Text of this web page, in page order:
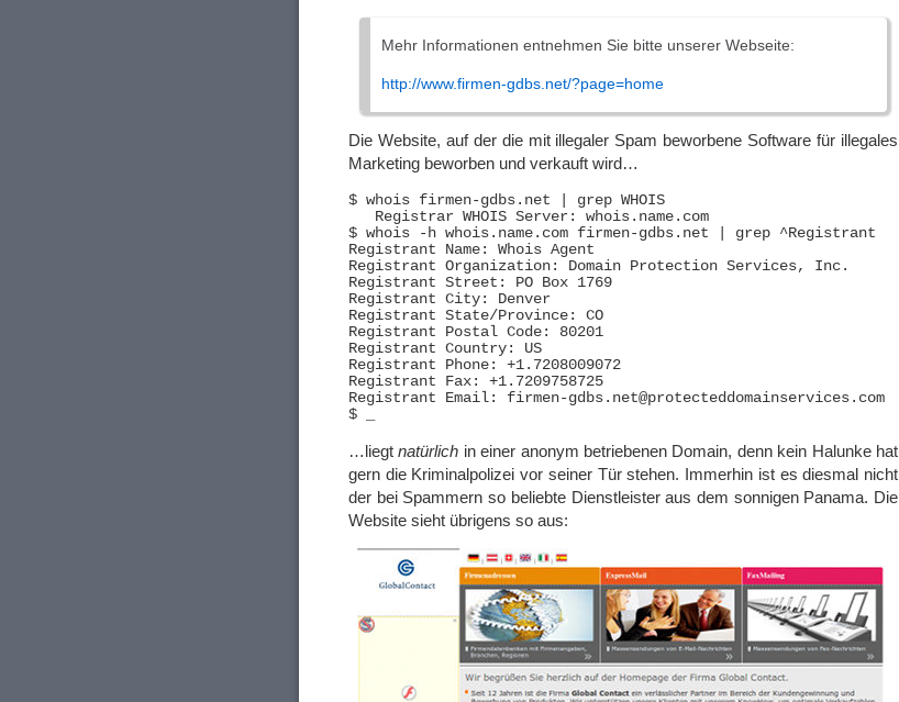
Mehr Informationen entnehmen Sie bitte unserer Webseite:
http://www.firmen-gdbs.net/?page=home
Die Website, auf der die mit illegaler Spam beworbene Software für illegales
Marketing beworben und verkauft wird…
$ whois firmen-gdbs.net | grep WHOIS
   Registrar WHOIS Server: whois.name.com
$ whois -h whois.name.com firmen-gdbs.net | grep ^Registrant
Registrant Name: Whois Agent
Registrant Organization: Domain Protection Services, Inc.
Registrant Street: PO Box 1769
Registrant City: Denver
Registrant State/Province: CO
Registrant Postal Code: 80201
Registrant Country: US
Registrant Phone: +1.7208009072
Registrant Fax: +1.7209758725
Registrant Email: firmen-gdbs.net@protecteddomainservices.com
…liegtnatürlich in einer anonym betriebenen Domain, denn kein Halunke hat
gern die Kriminalpolizei vor seiner Tür stehen. Immerhin ist es diesmal nicht
der bei Spammern so beliebte Dienstleister aus dem sonnigen Panama. Die
Website sieht übrigens so aus: